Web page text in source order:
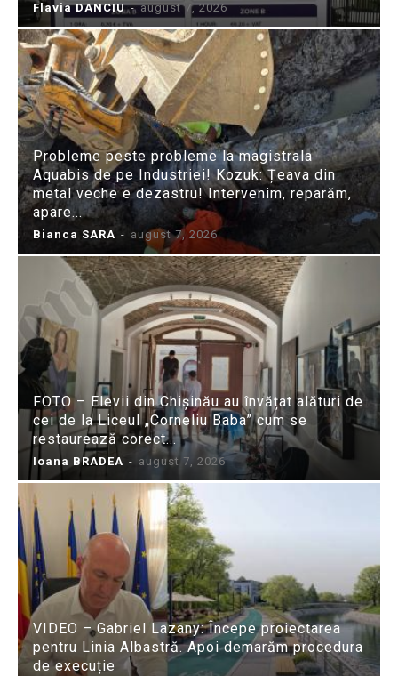
Flavia DANCIU - august 7, 2026
Probleme peste probleme la magistrala
Aquabis de pe Industriei! Kozuk: Țeava din
metal veche e dezastru! Intervenim, reparăm,
apare...
Bianca SARA - august 7, 2026
FOTO – Elevii din Chișinău au învățat alături de
cei de la Liceul „Corneliu Baba” cum se
restaurează corect...
Ioana BRADEA - august 7, 2026
VIDEO – Gabriel Lazany: Începe proiectarea
pentru Linia Albastră. Apoi demarăm procedura
de execuție